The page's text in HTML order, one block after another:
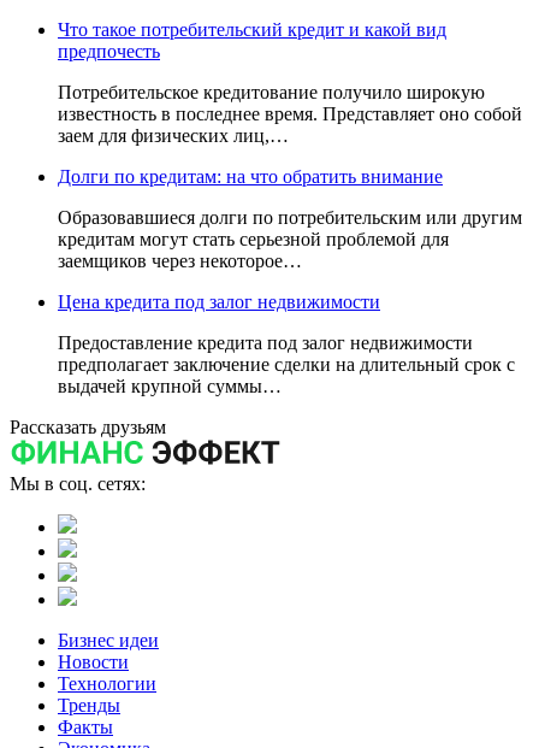
Что такое потребительский кредит и какой вид
предпочесть
Потребительское кредитование получило широкую
известность в последнее время. Представляет оно собой
заем для физических лиц,…
Долги по кредитам: на что обратить внимание
Образовавшиеся долги по потребительским или другим
кредитам могут стать серьезной проблемой для
заемщиков через некоторое…
Цена кредита под залог недвижимости
Предоставление кредита под залог недвижимости
предполагает заключение сделки на длительный срок с
выдачей крупной суммы…
Рассказать друзьям
Мы в соц. сетях:
Бизнес идеи
Новости
Технологии
Тренды
Факты